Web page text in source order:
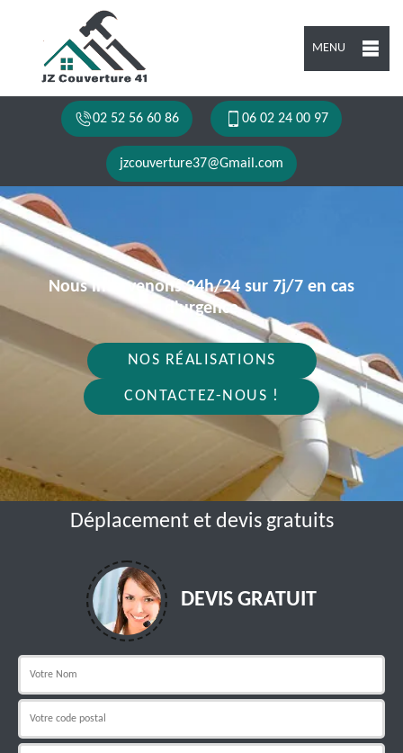
MENU
02 52 56 60 86 06 02 24 00 97
jzcouverture37@Gmail.com
Nous intervenons 24h/24 sur 7j/7 en cas
d'urgence
NOS RÉALISATIONS
CONTACTEZ-NOUS !
Déplacement et devis gratuits
DEVIS GRATUIT